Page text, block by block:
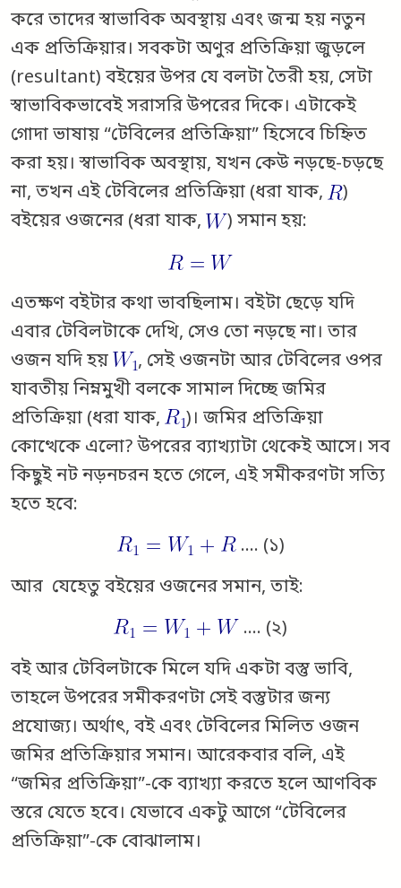
করে তাদের স্বাভাবিক অবস্থায় এবং জন্ম হয় নতুন
এক প্রতিক্রিয়ার। সবকটা অণুর প্রতিক্রিয়া জুড়লে
(resultant) বইয়ের উপর যে বলটা তৈরী হয়, সেটা
স্বাভাবিকভাবেই সরাসরি উপরের দিকে। এটাকেই
গোদা ভাষায় “টেবিলের প্রতিক্রিয়া” হিসেবে চিহ্নিত
করা হয়। স্বাভাবিক অবস্থায়, যখন কেউ নড়ছে-চড়ছে
না, তখন এই টেবিলের প্রতিক্রিয়া (ধরা যাক,
)
বইয়ের ওজনের (ধরা যাক,
) সমান হয়:
এতক্ষণ বইটার কথা ভাবছিলাম। বইটা ছেড়ে যদি
এবার টেবিলটাকে দেখি, সেও তো নড়ছে না। তার
ওজন যদি হয়
, সেই ওজনটা আর টেবিলের ওপর
যাবতীয় নিম্নমুখী বলকে সামাল দিচ্ছে জমির
প্রতিক্রিয়া (ধরা যাক,
)। জমির প্রতিক্রিয়া
কোত্থেকে এলো? উপরের ব্যাখ্যাটা থেকেই আসে। সব
কিছুই নট নড়নচরন হতে গেলে, এই সমীকরণটা সত্যি
হতে হবে:
…. (১)
আর যেহেতু বইয়ের ওজনের সমান, তাই:
…. (২)
বই আর টেবিলটাকে মিলে যদি একটা বস্তু ভাবি,
তাহলে উপরের সমীকরণটা সেই বস্তুটার জন্য
প্রযোজ্য। অর্থাৎ, বই এবং টেবিলের মিলিত ওজন
জমির প্রতিক্রিয়ার সমান। আরেকবার বলি, এই
“জমির প্রতিক্রিয়া”-কে ব্যাখ্যা করতে হলে আণবিক
স্তরে যেতে হবে। যেভাবে একটু আগে “টেবিলের
প্রতিক্রিয়া”-কে বোঝালাম।